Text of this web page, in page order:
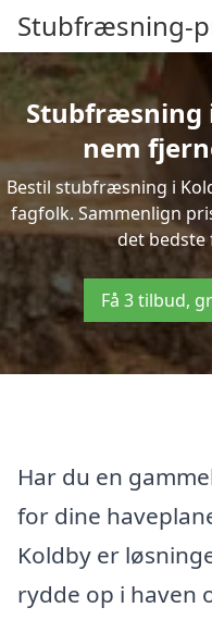
Stubfræsning-
Stubfræsning
nem
Bestil stubfræsning i
fagfolk. Sammenlign
det bedste
Få 3 tilbud,
Har du en
for dine
Koldby er
rydde op i haven